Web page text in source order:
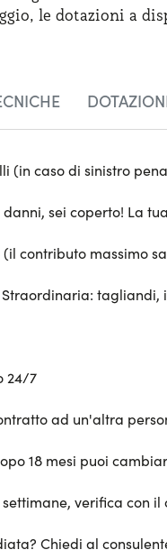
, le dotazioni a
(in caso di sinistro
sei coperto! La
contributo massimo
tagliandi,
24/7
ad un'altra
18 mesi puoi
verifica con
Chiedi al